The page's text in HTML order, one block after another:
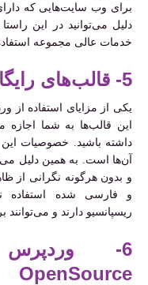
برای وب سایت‌هایی که
دلیل می‌توانید در این
خدمات عالی مجموعه استفاده
5- قالب‌های رایگان و فارسی شده
یکی از مزایای استفاده از
این قالب‌ها به شما
داشته باشید. خصوصیات
آن‌ها است. به همین دلیل
و بدون هرگونه نگرانی از
و فارسی شده استفاده
ریسپانسیو دارند و می‌توانند
6-
OpenSource